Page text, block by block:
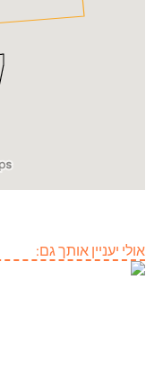
אולי יעניין אותך גם: